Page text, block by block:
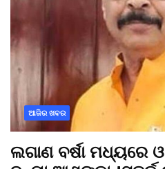
ଆଜିର ଖବର
ଲଗାଣ ବର୍ଷା ମଧ୍ୟରେ